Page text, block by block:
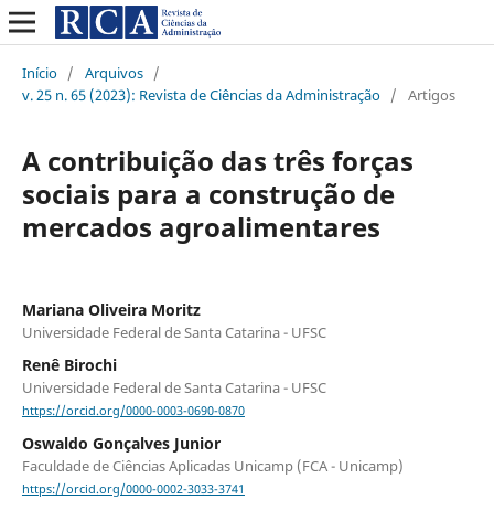
Início / Arquivos /
v. 25 n. 65 (2023): Revista de Ciências da Administração / Artigos
A contribuição das três forças
sociais para a construção de
mercados agroalimentares
Mariana Oliveira Moritz
Universidade Federal de Santa Catarina - UFSC
Renê Birochi
Universidade Federal de Santa Catarina - UFSC
https://orcid.org/0000-0003-0690-0870
Oswaldo Gonçalves Junior
Faculdade de Ciências Aplicadas Unicamp (FCA - Unicamp)
https://orcid.org/0000-0002-3033-3741